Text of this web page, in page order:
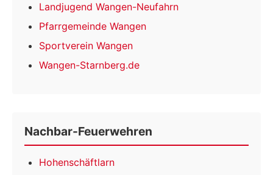
Landjugend Wangen-Neufahrn
Pfarrgemeinde Wangen
Sportverein Wangen
Wangen-Starnberg.de
Nachbar-Feuerwehren
Hohenschäftlarn